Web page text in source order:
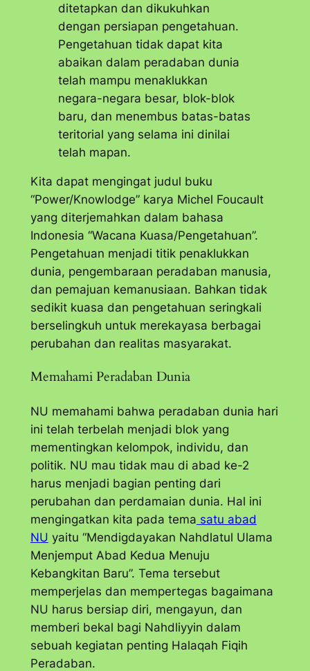
ditetapkan dan dikukuhkan
dengan persiapan pengetahuan.
Pengetahuan tidak dapat kita
abaikan dalam peradaban dunia
telah mampu menaklukkan
negara-negara besar, blok-blok
baru, dan menembus batas-batas
teritorial yang selama ini dinilai
telah mapan.
Kita dapat mengingat judul buku
“Power/Knowlodge” karya Michel Foucault
yang diterjemahkan dalam bahasa
Indonesia “Wacana Kuasa/Pengetahuan”.
Pengetahuan menjadi titik penaklukkan
dunia, pengembaraan peradaban manusia,
dan pemajuan kemanusiaan. Bahkan tidak
sedikit kuasa dan pengetahuan seringkali
berselingkuh untuk merekayasa berbagai
perubahan dan realitas masyarakat.
Memahami Peradaban Dunia
NU memahami bahwa peradaban dunia hari
ini telah terbelah menjadi blok yang
mementingkan kelompok, individu, dan
politik. NU mau tidak mau di abad ke-2
harus menjadi bagian penting dari
perubahan dan perdamaian dunia. Hal ini
mengingatkan kita pada tema satu abad
NU yaitu “Mendigdayakan Nahdlatul Ulama
Menjemput Abad Kedua Menuju
Kebangkitan Baru”. Tema tersebut
memperjelas dan mempertegas bagaimana
NU harus bersiap diri, mengayun, dan
memberi bekal bagi Nahdliyyin dalam
sebuah kegiatan penting Halaqah Fiqih
Peradaban.